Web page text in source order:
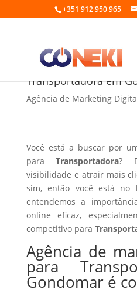
+351 912 950 965
Agência de marketing
Transportadora em
Agência de Marketing
Você está a buscar por
paraTransportadora?
visibilidade e atrair mais
sim, então você está
entendemos a
online eficaz,
competitivo para
Agência de
para
Gondomar é